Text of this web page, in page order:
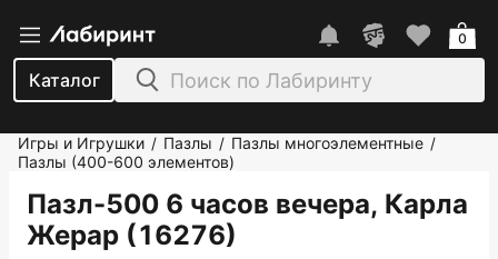
Каталог
0
Игры и Игрушки / Пазлы / Пазлы многоэлементные /
Пазлы (400-600 элементов)
Пазл-500 6 часов вечера, Карла
Жерар (16276)